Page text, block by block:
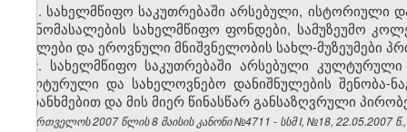
1. სახელმწიფო საკუთრებაში არსებული,
ფონომასალების სახელმწიფო ფონდები, სამუზეუმო
ძეგლები და ეროვნული მნიშვნელობის სახლ-მუზეუმები
2. სახელმწიფო საკუთრებაში არსებული
კულტურული და სახელოვნებო დანიშნულების შენობა-
შეთანხმებით და მის მიერ წინასწარ განსაზღვრული
საქართველოს 2007 წლის 8 მაისის კანონი №4711 - სსმ I, №18, 22.05.2007